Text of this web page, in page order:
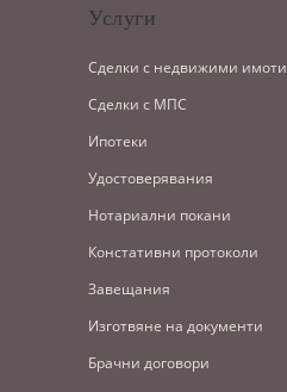
Услуги
Сделки с недвижими имоти
Сделки с МПС
Ипотеки
Удостоверявания
Нотариални покани
Констативни протоколи
Завещания
Изготвяне на документи
Брачни договори